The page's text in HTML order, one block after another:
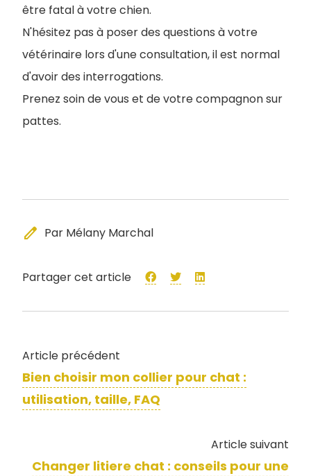
être fatal à votre chien.
N'hésitez pas à poser des questions à votre
vétérinaire lors d'une consultation, il est normal
d'avoir des interrogations.
Prenez soin de vous et de votre compagnon sur
pattes.
edit Par Mélany Marchal
Partager cet article
Article précédent
Bien choisir mon collier pour chat :
utilisation, taille, FAQ
Article suivant
Changer litiere chat : conseils pour une